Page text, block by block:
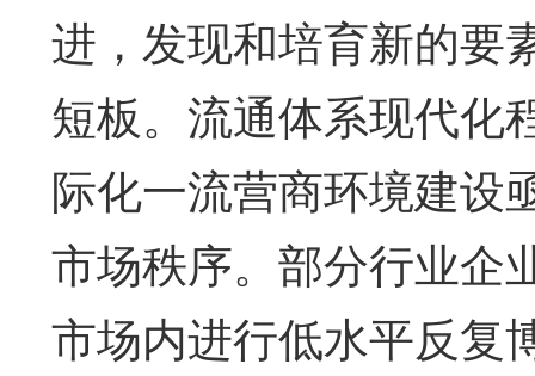
进，发现和培育新的要
短板。流通体系现代化
际化一流营商环境建设
市场秩序。部分行业企
市场内进行低水平反复